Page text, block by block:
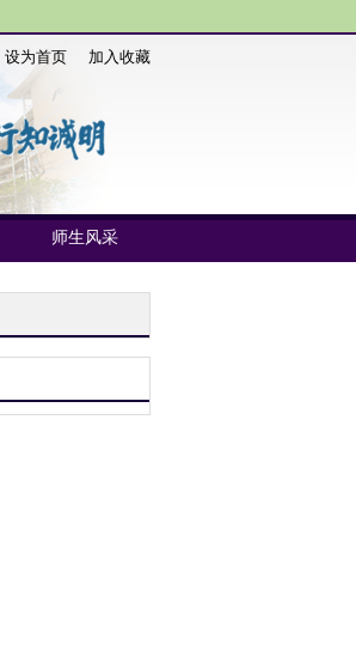
设为首页 加入收藏
师生风采